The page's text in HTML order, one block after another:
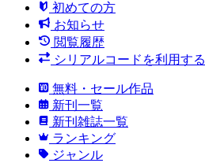
初めての方
お知らせ
閲覧履歴
シリアルコードを利用する
無料・セール作品
新刊一覧
新刊雑誌一覧
ランキング
ジャンル